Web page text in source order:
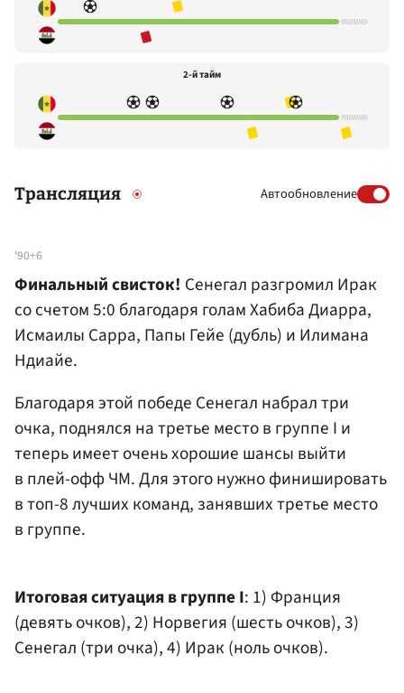
2-й тайм
Трансляция Автообновление
'90+6
Финальный свисток! Сенегал разгромил Ирак
со счетом 5:0 благодаря голам Хабиба Диарра,
Исмаилы Сарра, Папы Гейе (дубль) и Илимана
Ндиайе.
Благодаря этой победе Сенегал набрал три
очка, поднялся на третье место в группе I и
теперь имеет очень хорошие шансы выйти
в плей-офф ЧМ. Для этого нужно финишировать
в топ-8 лучших команд, занявших третье место
в группе.
Итоговая ситуация в группе I: 1) Франция
(девять очков), 2) Норвегия (шесть очков), 3)
Сенегал (три очка), 4) Ирак (ноль очков).